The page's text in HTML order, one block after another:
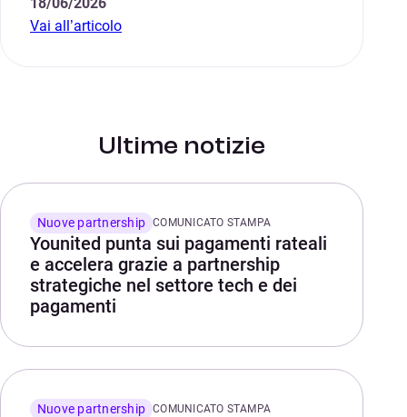
Vai all’articolo
Ultime notizie
Nuove partnership COMUNICATO STAMPA
Younited punta sui pagamenti rateali
e accelera grazie a partnership
strategiche nel settore tech e dei
pagamenti
Nuove partnership COMUNICATO STAMPA